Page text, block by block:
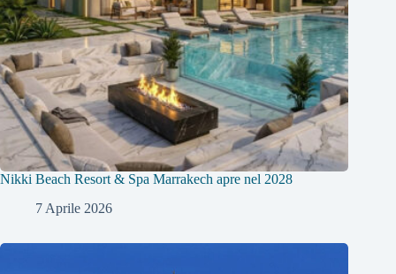
Nikki Beach Resort & Spa Marrakech apre nel 2028
7 Aprile 2026